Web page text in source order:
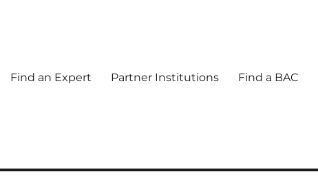
Find an Expert Partner Institutions Find a BAC